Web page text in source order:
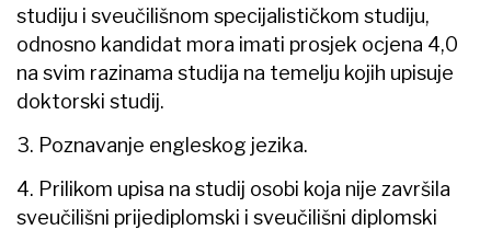
studiju i sveučilišnom specijalističkom studiju,
odnosno kandidat mora imati prosjek ocjena 4,0
na svim razinama studija na temelju kojih upisuje
doktorski studij.
3. Poznavanje engleskog jezika.
4. Prilikom upisa na studij osobi koja nije završila
sveučilišni prijediplomski i sveučilišni diplomski